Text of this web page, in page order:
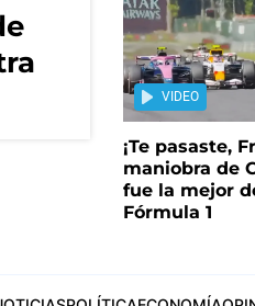
VIDEO
¡Te pasaste,
maniobra de
fue la mejor
Fórmula 1